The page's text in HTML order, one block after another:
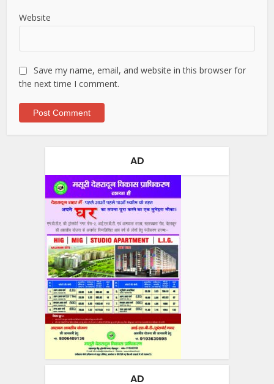
Website
Save my name, email, and website in this browser for
the next time I comment.
AD
AD